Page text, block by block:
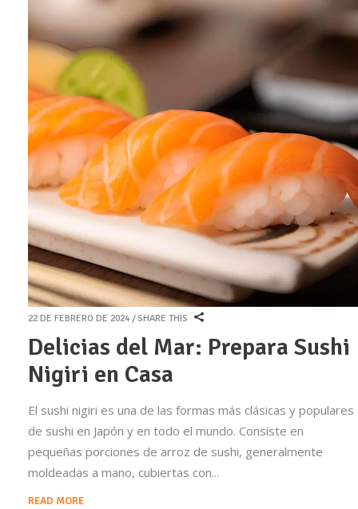
22 DE FEBRERO DE 2024 SHARE THIS
Delicias del Mar: Prepara Sushi
Nigiri en Casa
El sushi nigiri es una de las formas más clásicas y populares
de sushi en Japón y en todo el mundo. Consiste en
pequeñas porciones de arroz de sushi, generalmente
moldeadas a mano, cubiertas con
READ MORE